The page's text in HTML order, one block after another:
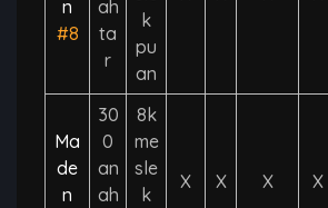
n
#8
ah
ta
r
k
pu
an
Ma
de
n
30
0
an
ah
8k
me
sle
k
X X X X